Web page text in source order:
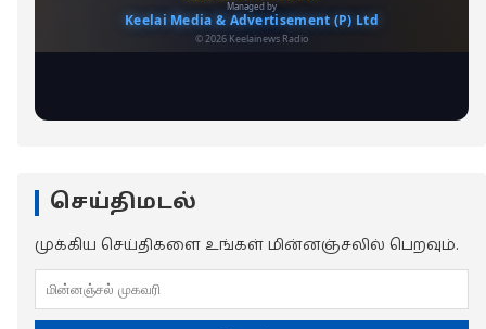
செய்திமடல்
முக்கிய செய்திகளை உங்கள் மின்னஞ்சலில் பெறவும்.